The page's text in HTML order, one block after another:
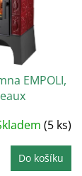
EMPOLI,
(5 ks)
Do košíku